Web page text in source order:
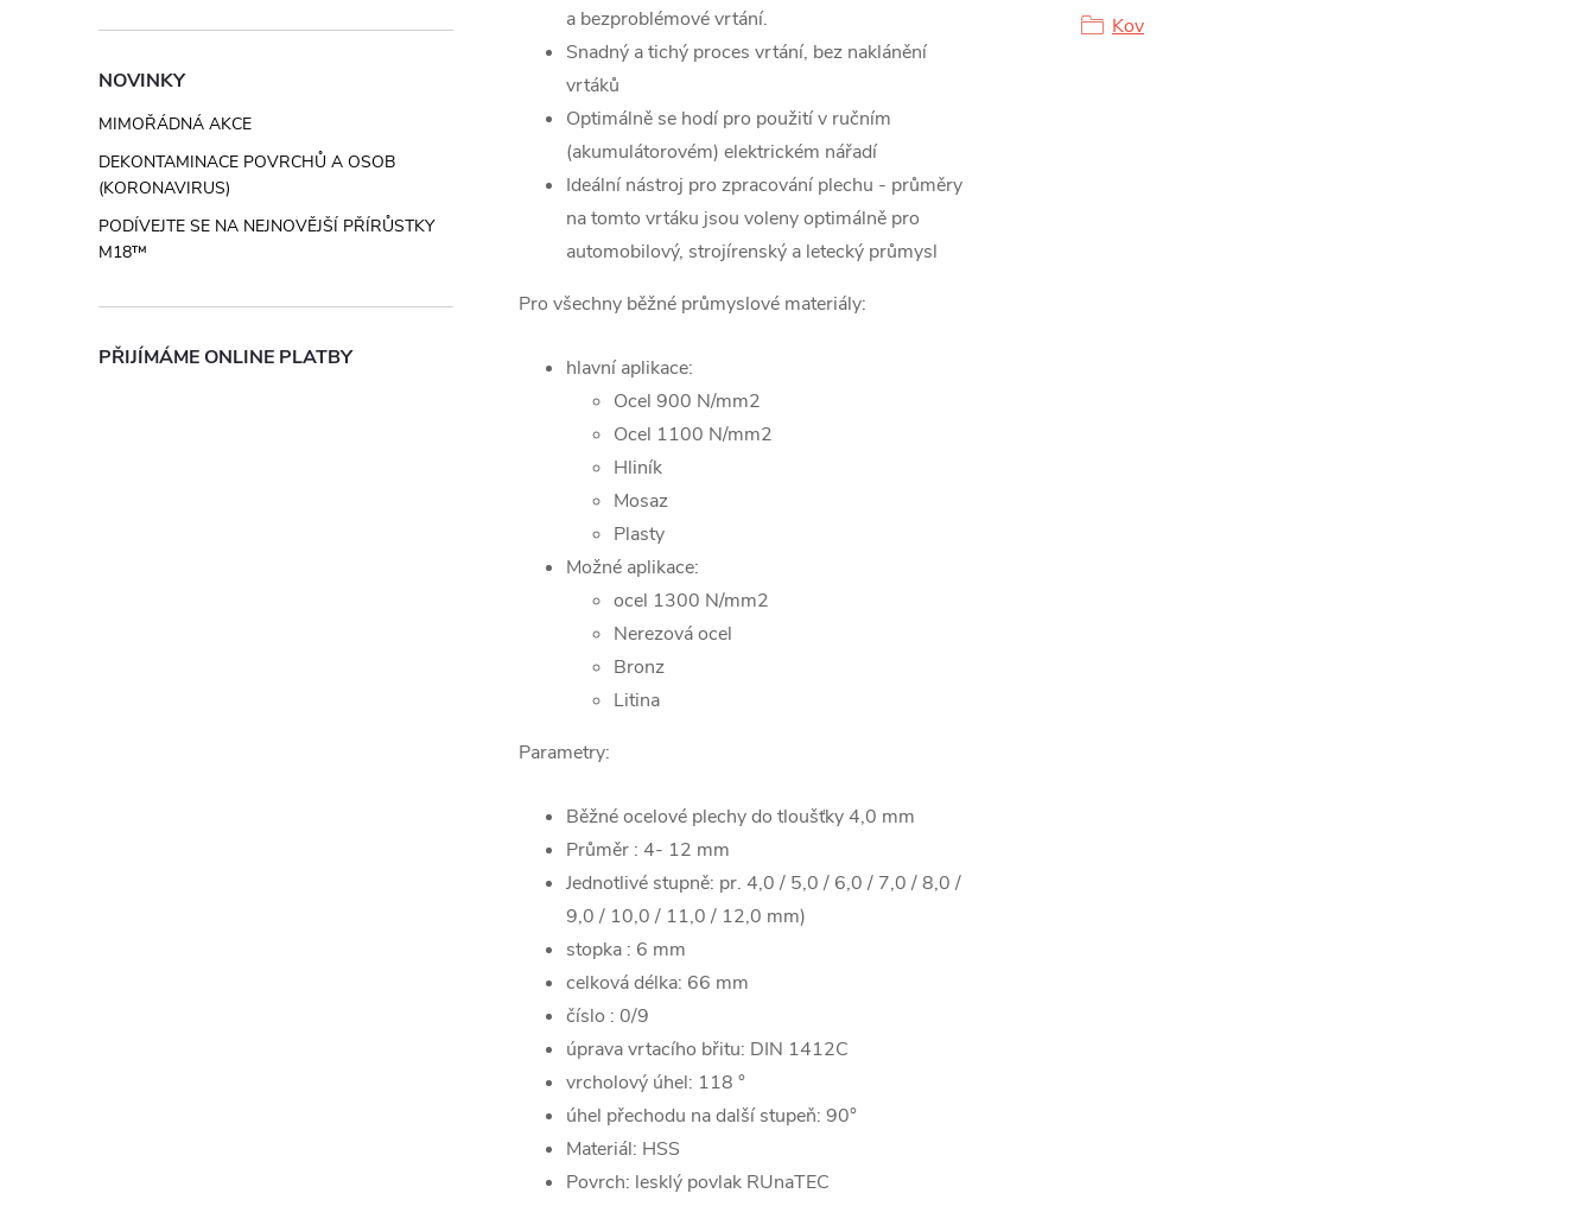
NOVINKY
MIMOŘÁDNÁ AKCE
DEKONTAMINACE POVRCHŮ A OSOB
(KORONAVIRUS)
PODÍVEJTE SE NA NEJNOVĚJŠÍ PŘÍRŮSTKY
M18™
PŘIJÍMÁME ONLINE PLATBY
a bezproblémové vrtání.
Snadný a tichý proces vrtání, bez naklánění
vrtáků
Optimálně se hodí pro použití v ručním
(akumulátorovém) elektrickém nářadí
Ideální nástroj pro zpracování plechu - průměry
na tomto vrtáku jsou voleny optimálně pro
automobilový, strojírenský a letecký průmysl
Pro všechny běžné průmyslové materiály:
hlavní aplikace:
Ocel 900 N/mm2
Ocel 1100 N/mm2
Hliník
Mosaz
Plasty
Možné aplikace:
ocel 1300 N/mm2
Nerezová ocel
Bronz
Litina
Parametry:
Běžné ocelové plechy do tloušťky 4,0 mm
Průměr : 4- 12 mm
Jednotlivé stupně: pr. 4,0 / 5,0 / 6,0 / 7,0 / 8,0 /
9,0 / 10,0 / 11,0 / 12,0 mm)
stopka : 6 mm
celková délka: 66 mm
číslo : 0/9
úprava vrtacího břitu: DIN 1412C
vrcholový úhel: 118 °
úhel přechodu na další stupeň: 90°
Materiál: HSS
Povrch: lesklý povlak RUnaTEC
Kov